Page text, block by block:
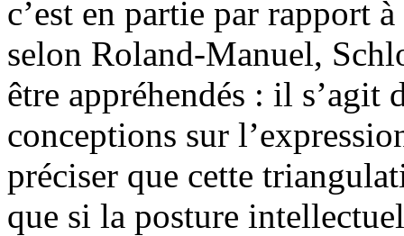
c’est en partie par rapport
selon Roland-Manuel,
être appréhendés : il s’agit
conceptions sur
préciser que cette
que si la posture